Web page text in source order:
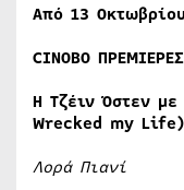
Από 13
CINOBO ΠΡΕΜΙΕΡΕΣ
Η Τζέιν Όστεν με
Wrecked my Life)
Λορά Πιανί